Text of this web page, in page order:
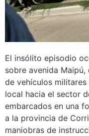
El insólito episodio
sobre avenida
de vehículos
local hacia el sector
embarcados en una
a la provincia de
maniobras de